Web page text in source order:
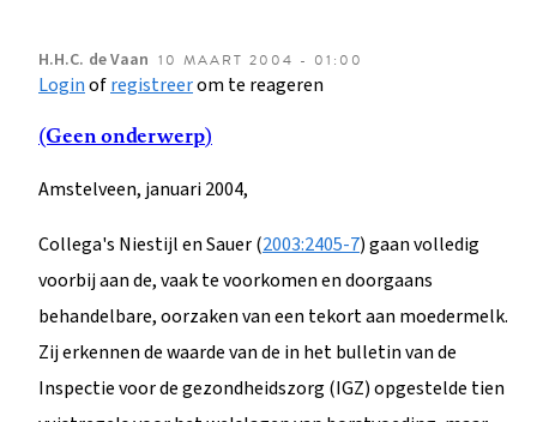
H.H.C. de Vaan 10 MAART 2004 - 01:00
Loginofregistreerom te reageren
(Geen onderwerp)
Amstelveen, januari 2004,
Collega's Niestijl en Sauer (2003:2405-7) gaan volledig
voorbij aan de, vaak te voorkomen en doorgaans
behandelbare, oorzaken van een tekort aan moedermelk.
Zij erkennen de waarde van de in het bulletin van de
Inspectie voor de gezondheidszorg (IGZ) opgestelde tien